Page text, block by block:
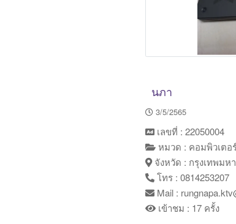
นภา
3/5/2565
เลขที่ : 22050004
หมวด : คอมพิวเตอ
จังหวัด : กรุงเทพมห
โทร : 0814253207
Mail :
เข้าชม : 17 ครั้ง